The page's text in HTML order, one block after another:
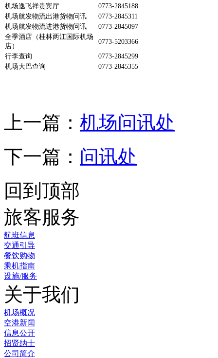
机场逸飞祥贵宾厅
0773-2845188
机场航发物流出港货物问讯
0773-2845311
机场航发物流进港货物问讯
0773-2845097
全季酒店（桂林两江国际机场
店）
0773-5203366
行李查询
0773-2845299
机场大巴查询
0773-2845355
上一篇： 机场问讯处
下一篇： 问讯处
回到顶部
旅客服务
航班信息
交通引导
餐饮购物
乘机指南
设施/服务
关于我们
机场概况
空港新闻
信息公开
招贤纳士
公司简介